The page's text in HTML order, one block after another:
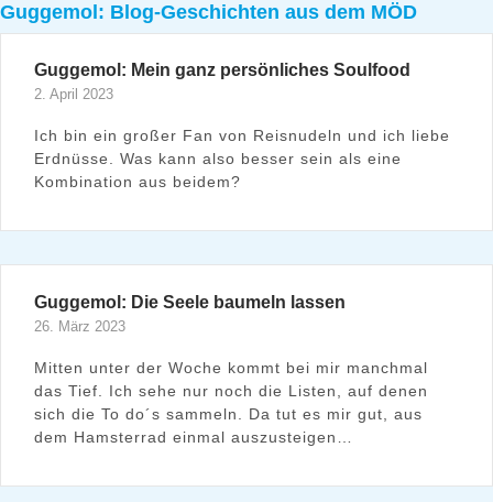
Guggemol: Blog-Geschichten aus dem MÖD
Guggemol: Mein ganz persönliches Soulfood
2. April 2023
Ich bin ein großer Fan von Reisnudeln und ich liebe
Erdnüsse. Was kann also besser sein als eine
Kombination aus beidem?
Guggemol: Die Seele baumeln lassen
26. März 2023
Mitten unter der Woche kommt bei mir manchmal
das Tief. Ich sehe nur noch die Listen, auf denen
sich die To do´s sammeln. Da tut es mir gut, aus
dem Hamsterrad einmal auszusteigen…